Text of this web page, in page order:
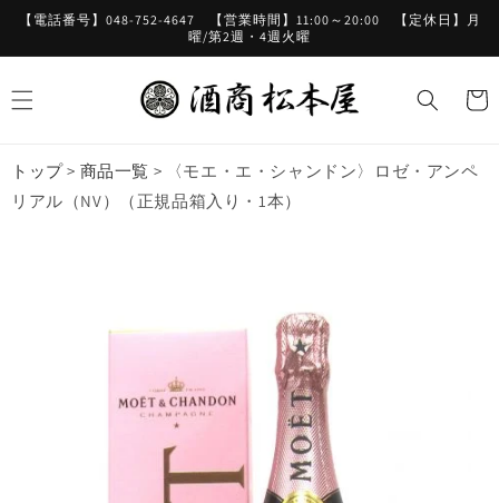
ンツに
【電話番号】048-752-4647 【営業時間】11:00～20:00 【定休日】月
曜/第2週・4週火曜
ー
トップ> 商品一覧 >
〈モエ・エ・シャンドン〉ロゼ・アンペ
リアル（NV）（正規品箱入り・1本）